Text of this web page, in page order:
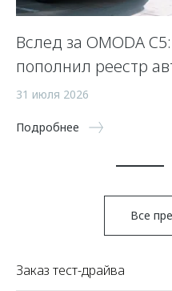
Вслед за OMODA
пополнил реестр
31 июля 2026
Подробнее
Все
Заказ тест-драйва